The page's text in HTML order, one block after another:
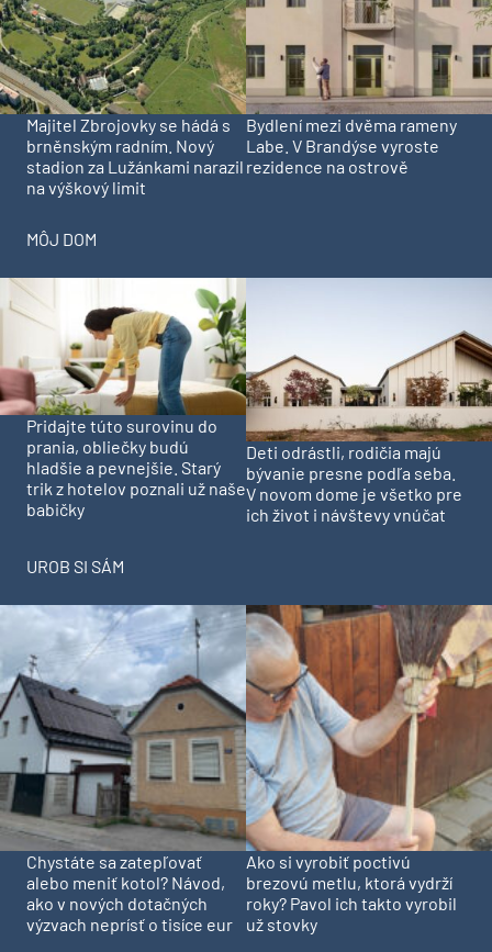
Majitel Zbrojovky se hádá s
brněnským radním. Nový
stadion za Lužánkami narazil
na výškový limit
Bydlení mezi dvěma rameny
Labe. V Brandýse vyroste
rezidence na ostrově
MÔJ DOM
Pridajte túto surovinu do
prania, obliečky budú
hladšie a pevnejšie. Starý
trik z hotelov poznali už naše
babičky
Deti odrástli, rodičia majú
bývanie presne podľa seba.
V novom dome je všetko pre
ich život i návštevy vnúčat
UROB SI SÁM
Chystáte sa zatepľovať
alebo meniť kotol? Návod,
ako v nových dotačných
výzvach neprísť o tisíce eur
Ako si vyrobiť poctivú
brezovú metlu, ktorá vydrží
roky? Pavol ich takto vyrobil
už stovky